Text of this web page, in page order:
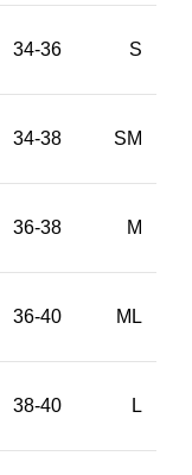
S
34-36
SM
34-38
M
36-38
ML
36-40
L
38-40